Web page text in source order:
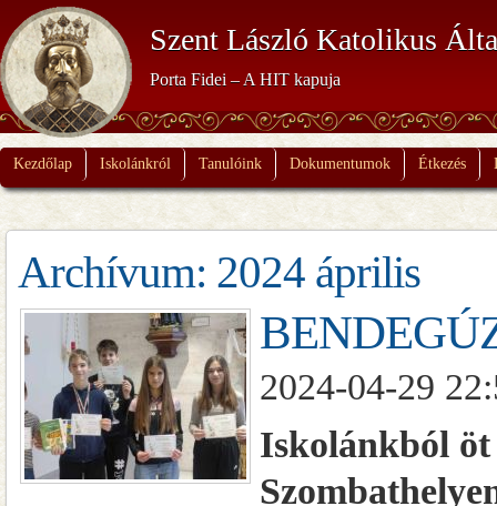
Szent László Katolikus
Porta Fidei – A HIT kapuja
Kezdőlap Iskolánkról Tanulóink Dokumentumok Étkezés
Archívum: 2024 április
2024-04-29
Iskolánkból öt